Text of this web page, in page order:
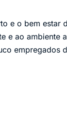
e o bem estar
e ao ambiente
empregados